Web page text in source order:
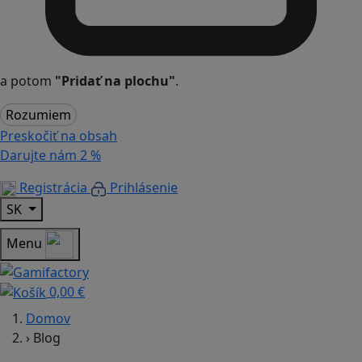
a potom "Pridať na plochu".
Rozumiem
Preskočiť na obsah
Darujte nám 2 %
Registrácia
Prihlásenie
SK
Menu
0,00 €
Domov
› Blog